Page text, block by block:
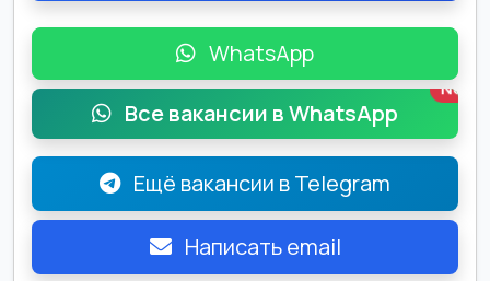
WhatsApp
Все вакансии в WhatsApp
New
Ещё вакансии в Telegram
Написать email